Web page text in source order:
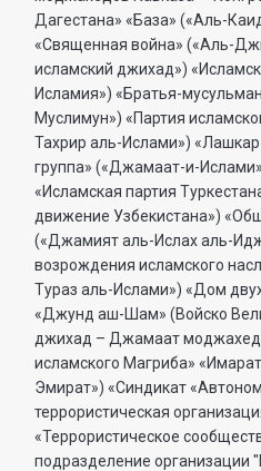
Дагестана» «База» («Аль-
«Священная война» («Аль-
исламский джихад»)
Исламия») «Братья-
Муслимун») «Партия
Тахрир аль-Ислами»)
группа» («Джамаат-и-
«Исламская партия
движение Узбекистана»)
(«Джамият аль-Ислах аль-
возрождения исламского
Тураз аль-Ислами») «Дом
«Джунд аш-Шам» (Войско
джихад – Джамаат
исламского Магриба»
Эмират») «Синдикат
террористическая
«Террористическое
подразделение организации